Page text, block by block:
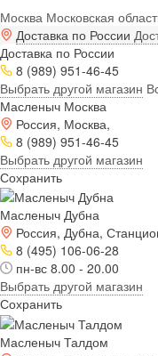
Москва Московская
Доставка по России
Доставка по России
8 (989) 951-46-45
Выбрать другой магазин
Масленыч Москва
Россия, Москва,
8 (989) 951-46-45
Выбрать другой магазин
Сохранить
Масленыч Дубна
Россия, Дубна,
8 (495) 106-06-28
пн-вс 8.00 - 20.00
Выбрать другой магазин
Сохранить
Масленыч Талдом